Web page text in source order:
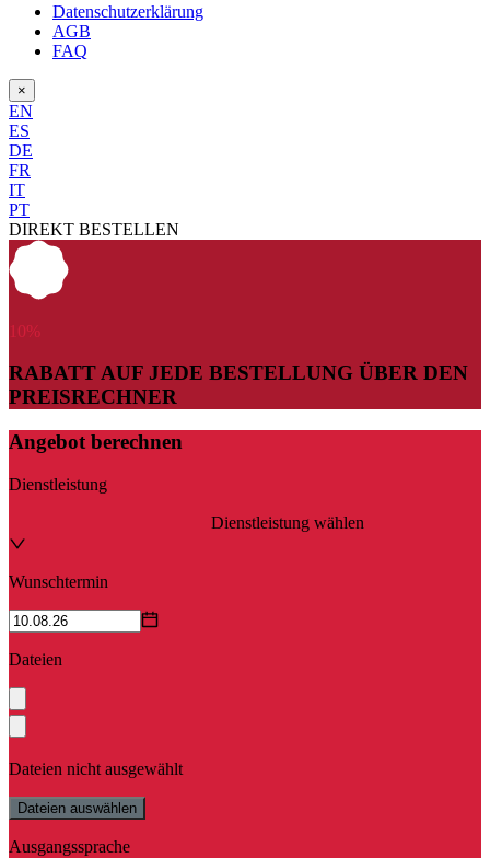
Datenschutzerklärung
AGB
FAQ
×
EN
ES
DE
FR
IT
PT
DIREKT BESTELLEN
10%
RABATT AUF JEDE BESTELLUNG ÜBER DEN
PREISRECHNER
Angebot berechnen
Dienstleistung
Dienstleistung wählen
Wunschtermin
Dateien
Dateien nicht ausgewählt
Dateien auswählen
Ausgangssprache